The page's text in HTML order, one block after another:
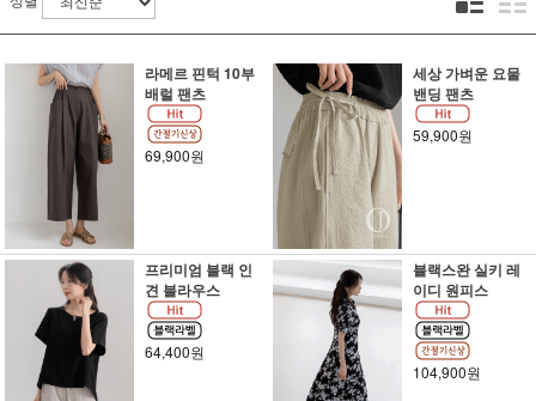
라메르 핀턱 10부
배럴 팬츠
69,900원
세상 가벼운 요물
밴딩 팬츠
59,900원
프리미엄 블랙 인
견 블라우스
64,400원
블랙스완 실키 레
이디 원피스
104,900원